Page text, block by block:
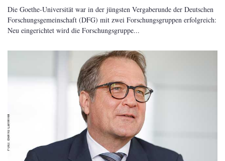
Die Goethe-Universität war in der jüngsten Vergaberunde der Deutschen
Forschungsgemeinschaft (DFG) mit zwei Forschungsgruppen erfolgreich:
Neu eingerichtet wird die Forschungsgruppe